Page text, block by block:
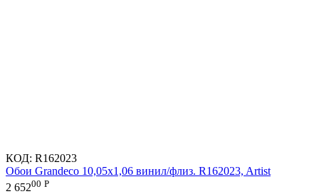
КОД: R162023
Обои Grandeco 10,05х1,06 винил/флиз. R162023, Artist
2 65200 Р